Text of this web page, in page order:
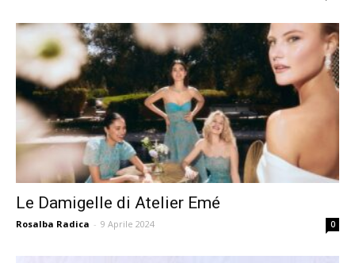
Le Damigelle di Atelier Emé
Rosalba Radica - 9 Aprile 2024 0